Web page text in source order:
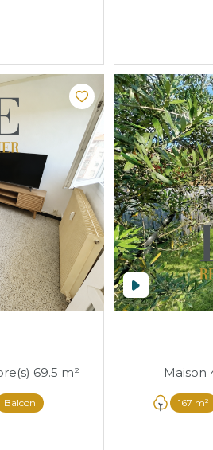
Appartement 4 pièce(s) 3 chambre(s) 69.5 m²
Balcon 167 m²